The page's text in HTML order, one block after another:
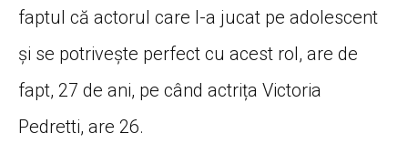
faptul că actorul care l-a jucat pe adolescent
și se potrivește perfect cu acest rol, are de
fapt, 27 de ani, pe când actrița Victoria
Pedretti, are 26.